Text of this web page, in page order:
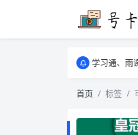
学习通、雨
学习通、雨
首页
标签